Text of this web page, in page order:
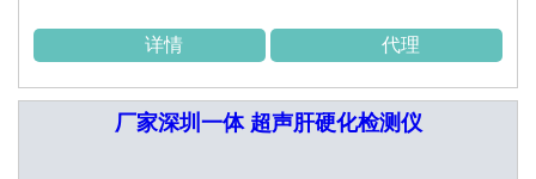
详情 代理
厂家深圳一体 超声肝硬化检测仪